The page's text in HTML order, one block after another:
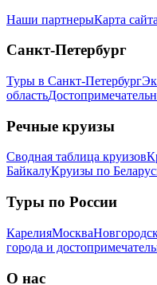
Наши партнерыКарта сайта
Санкт-Петербург
Туры в Санкт-Петербург
область
Речные круизы
Сводная таблица круизов
БайкалуКруизы по
Туры по России
КарелияМосква
города и
О нас